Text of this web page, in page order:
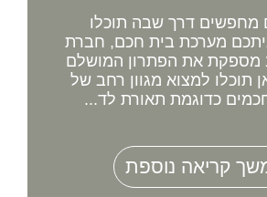
דרך שבה תוכלו
מערכת בית חכם, חברת
מספקת את הפתרון המושלם
תוכלו למצוא מגוון רחב של
כדוגמת תאורת לד...
קריאה נוספת